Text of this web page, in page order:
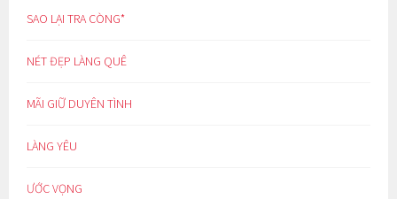
SAO LẠI TRA CÒNG*
NÉT ĐẸP LÀNG QUÊ
MÃI GIỮ DUYÊN TÌNH
LÀNG YÊU
ƯỚC VỌNG